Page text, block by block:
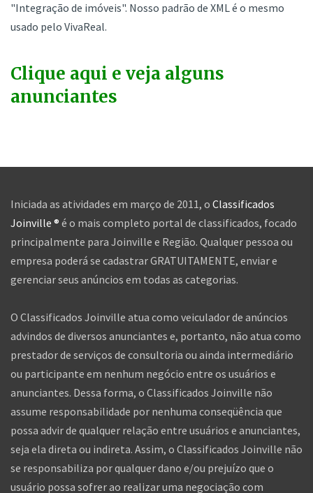
"Integração de imóveis". Nosso padrão de XML é o mesmo
usado pelo VivaReal.
Clique aqui e veja alguns
anunciantes
Iniciada as atividades em março de 2011, o Classificados
Joinville ® é o mais completo portal de classificados, focado
principalmente para Joinville e Região. Qualquer pessoa ou
empresa poderá se cadastrar GRATUITAMENTE, enviar e
gerenciar seus anúncios em todas as categorias.
O Classificados Joinville atua como veiculador de anúncios
advindos de diversos anunciantes e, portanto, não atua como
prestador de serviços de consultoria ou ainda intermediário
ou participante em nenhum negócio entre os usuários e
anunciantes. Dessa forma, o Classificados Joinville não
assume responsabilidade por nenhuma conseqüência que
possa advir de qualquer relação entre usuários e anunciantes,
seja ela direta ou indireta. Assim, o Classificados Joinville não
se responsabiliza por qualquer dano e/ou prejuízo que o
usuário possa sofrer ao realizar uma negociação com